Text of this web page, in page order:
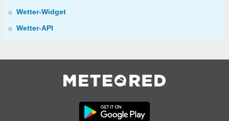
Wetter-Widget
Wetter-API